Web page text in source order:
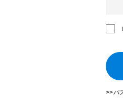
>>パ